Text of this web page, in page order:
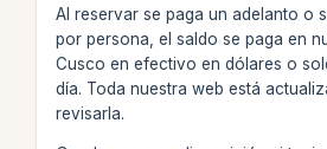
Al reservar se paga un adelanto o
por persona, el saldo se paga en
Cusco en efectivo en dólares o
día. Toda nuestra web está
revisarla.